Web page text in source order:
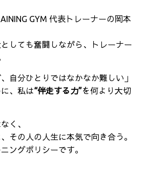
GYM 代表トレーナーの岡本
しても奮闘しながら、トレーナー
自分ひとりではなかなか難しい」
、私は“伴走する力”を何より大切
く、
その人の人生に本気で向き合う。
ングポリシーです。